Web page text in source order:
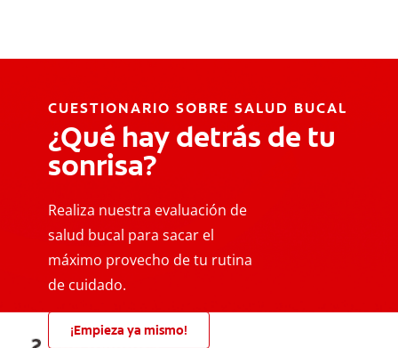
CUESTIONARIO SOBRE SALUD BUCAL
¿Qué hay detrás de tu
sonrisa?
Realiza nuestra evaluación de
salud bucal para sacar el
máximo provecho de tu rutina
de cuidado.
¡Empieza ya mismo!